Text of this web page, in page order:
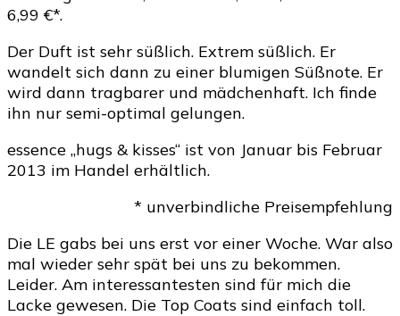
6,99 €*.
Der Duft ist sehr süßlich. Extrem süßlich. Er
wandelt sich dann zu einer blumigen Süßnote. Er
wird dann tragbarer und mädchenhaft. Ich finde
ihn nur semi-optimal gelungen.
essence „hugs & kisses“ ist von Januar bis Februar
2013 im Handel erhältlich.
* unverbindliche Preisempfehlung
Die LE gabs bei uns erst vor einer Woche. War also
mal wieder sehr spät bei uns zu bekommen.
Leider. Am interessantesten sind für mich die
Lacke gewesen. Die Top Coats sind einfach toll.